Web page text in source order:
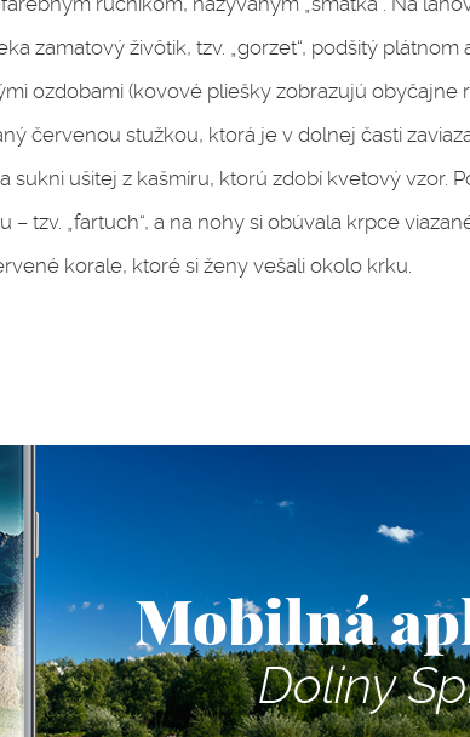
zamatový živôtik, tzv. „gorzet“, podšitý plátnom
ozdobami (kovové pliešky zobrazujú obyčajne
červenou stužkou, ktorá je v dolnej časti
sukni ušitej z kašmíru, ktorú zdobí kvetový vzor.
tzv. „fartuch“, a na nohy si obúvala krpce
korale, ktoré si ženy vešali okolo krku.
Mobilná
Doliny